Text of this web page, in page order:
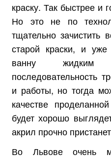
краску. Так быстрее и
Но это не по
тщательно зачистить
старой краски, и уже
ванну жидким
последовательность
и работы, но тогда
качестве
будет хорошо
акрил прочно
Во Львове очень